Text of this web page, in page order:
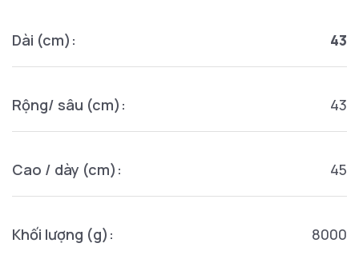
Dài (cm): 43
Rộng/ sâu (cm): 43
Cao / dày (cm): 45
Khối lượng (g): 8000